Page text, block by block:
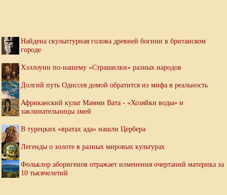
Найдена скульптурная голова древней богини в британском
городе
Хэллоуин по-нашему «Страшилки» разных народов
Долгий путь Одиссея домой обратится из мифа в реальность
Африканский культ Мамми Вата - «Хозяйки воды» и
заклинательницы змей
В турецких «вратах ада» нашли Цербера
Легенды о золоте в разных мировых культурах
Фольклор аборигенов отражает изменения очертаний материка за
10 тысячелетий